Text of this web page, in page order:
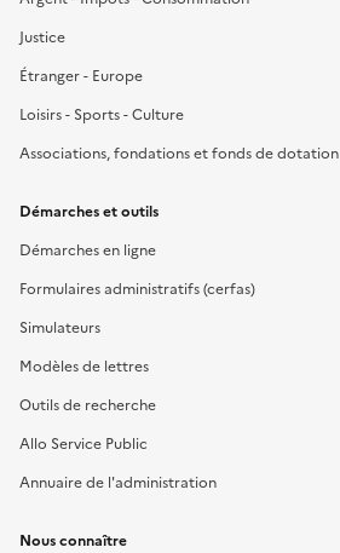
Justice
Étranger - Europe
Loisirs - Sports - Culture
Associations, fondations et fonds de dotation
Démarches et outils
Démarches en ligne
Formulaires administratifs (cerfas)
Simulateurs
Modèles de lettres
Outils de recherche
Allo Service Public
Annuaire de l'administration
Nous connaître